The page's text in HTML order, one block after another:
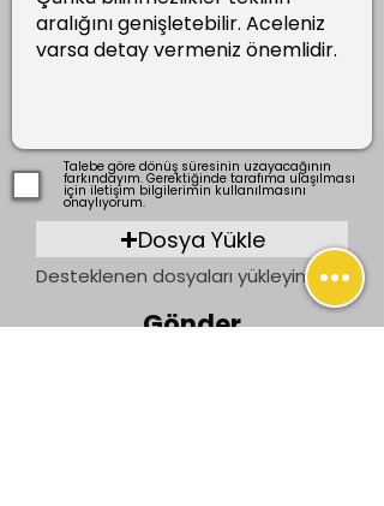
Talebe göre dönüş süresinin uzayacağının
farkındayım. Gerektiğinde tarafıma ulaşılması
için iletişim bilgilerimin kullanılmasını
onaylıyorum.
Dosya Yükle
Desteklenen dosyaları yükleyin (En fazla 15 MB)
Gönder